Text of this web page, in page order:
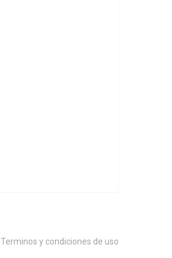
Terminos y condiciones de uso